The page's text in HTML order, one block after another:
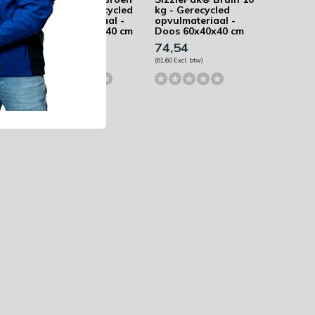
-
cm
10 kg - Gerecycled
opvulmateriaal -
Doos 60x40x40 cm
74,54
(61,60 Excl. btw)
kg - Gerecycled
opvulmateriaal -
Doos 60x40x40 cm
74,54
(61,60 Excl. btw)